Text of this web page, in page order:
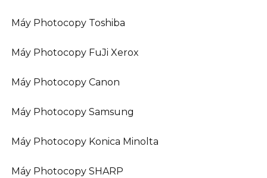
Máy Photocopy Toshiba
Máy Photocopy FuJi Xerox
Máy Photocopy Canon
Máy Photocopy Samsung
Máy Photocopy Konica Minolta
Máy Photocopy SHARP